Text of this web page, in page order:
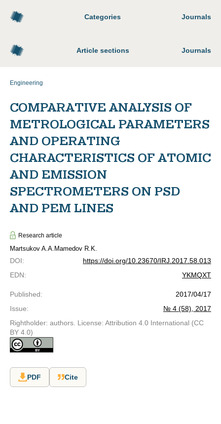
Categories Journals
Article sections Journals
Engineering
COMPARATIVE ANALYSIS OF
METROLOGICAL PARAMETERS
AND OPERATING
CHARACTERISTICS OF ATOMIC
AND EMISSION
SPECTROMETERS ON PSD
AND PEM LINES
Research article
Martsukov A.A. Mamedov R.K.
DOI:
https://doi.org/10.23670/IRJ.2017.58.013
EDN: YKMQXT
Published:
2017/04/17
Issue:
№ 4 (58), 2017
Rightholder: authors. License: Attribution 4.0 International (CC
BY 4.0)
PDF Cite